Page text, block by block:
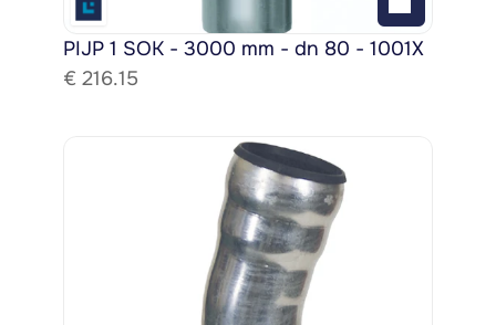
PIJP 1 SOK - 3000 mm - dn 80 - 1001X
€ 216.15